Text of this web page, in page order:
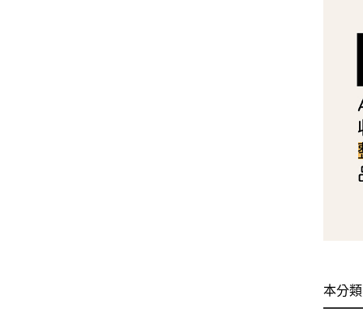
本分